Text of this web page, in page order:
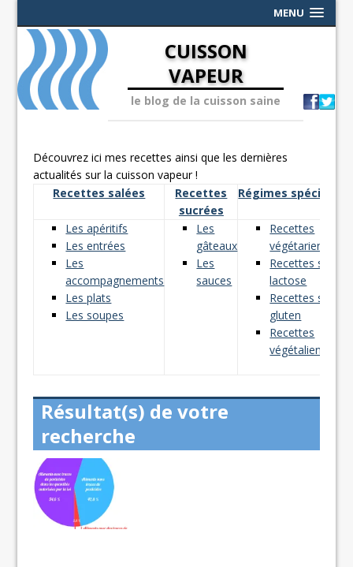
MENU
CUISSON
VAPEUR
le blog de la cuisson saine
Découvrez ici mes recettes ainsi que les dernières
actualités sur la cuisson vapeur !
Recettes salées
Recettes
sucrées
Régimes spéciaux
Les apéritifs
Les entrées
Les
accompagnements
Les plats
Les soupes
Les
gâteaux
Les
sauces
Recettes
végétariennes
Recettes sans
lactose
Recettes sans
gluten
Recettes
végétaliennes
Résultat(s) de votre
recherche